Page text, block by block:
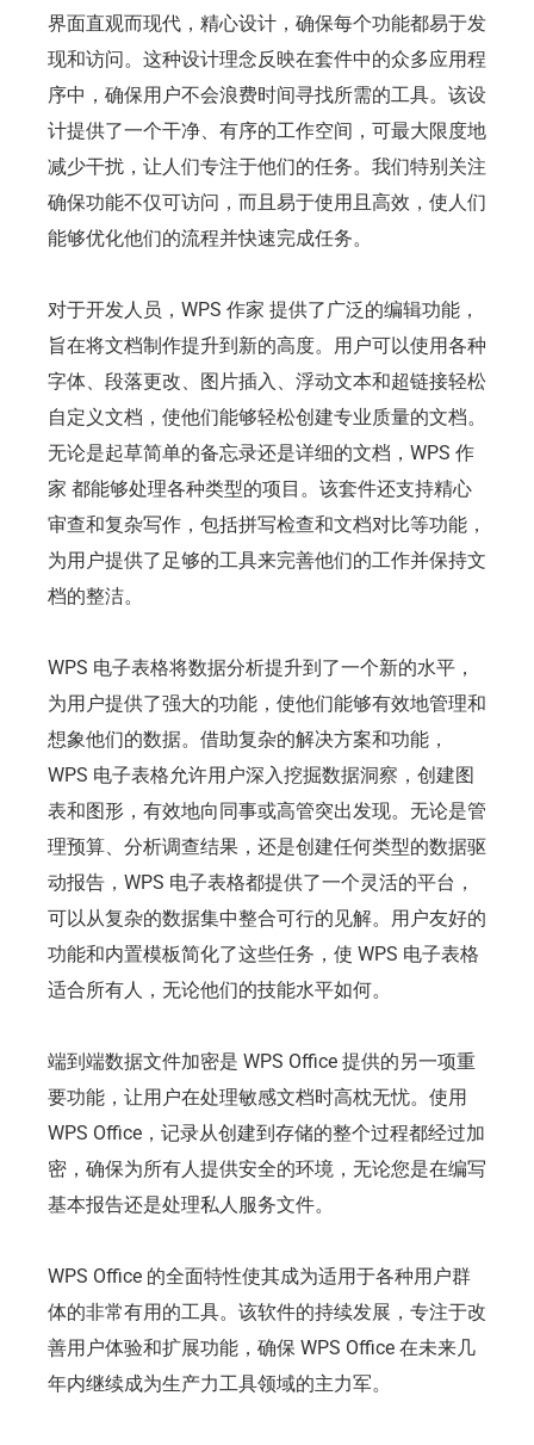
界面直观而现代，精心设计，确保每个功能都易于发
现和访问。这种设计理念反映在套件中的众多应用程
序中，确保用户不会浪费时间寻找所需的工具。该设
计提供了一个干净、有序的工作空间，可最大限度地
减少干扰，让人们专注于他们的任务。我们特别关注
确保功能不仅可访问，而且易于使用且高效，使人们
能够优化他们的流程并快速完成任务。
对于开发人员，WPS 作家 提供了广泛的编辑功能，
旨在将文档制作提升到新的高度。用户可以使用各种
字体、段落更改、图片插入、浮动文本和超链接轻松
自定义文档，使他们能够轻松创建专业质量的文档。
无论是起草简单的备忘录还是详细的文档，WPS 作
家 都能够处理各种类型的项目。该套件还支持精心
审查和复杂写作，包括拼写检查和文档对比等功能，
为用户提供了足够的工具来完善他们的工作并保持文
档的整洁。
WPS 电子表格将数据分析提升到了一个新的水平，
为用户提供了强大的功能，使他们能够有效地管理和
想象他们的数据。借助复杂的解决方案和功能，
WPS 电子表格允许用户深入挖掘数据洞察，创建图
表和图形，有效地向同事或高管突出发现。无论是管
理预算、分析调查结果，还是创建任何类型的数据驱
动报告，WPS 电子表格都提供了一个灵活的平台，
可以从复杂的数据集中整合可行的见解。用户友好的
功能和内置模板简化了这些任务，使 WPS 电子表格
适合所有人，无论他们的技能水平如何。
端到端数据文件加密是 WPS Office 提供的另一项重
要功能，让用户在处理敏感文档时高枕无忧。使用
WPS Office，记录从创建到存储的整个过程都经过加
密，确保为所有人提供安全的环境，无论您是在编写
基本报告还是处理私人服务文件。
WPS Office 的全面特性使其成为适用于各种用户群
体的非常有用的工具。该软件的持续发展，专注于改
善用户体验和扩展功能，确保 WPS Office 在未来几
年内继续成为生产力工具领域的主力军。